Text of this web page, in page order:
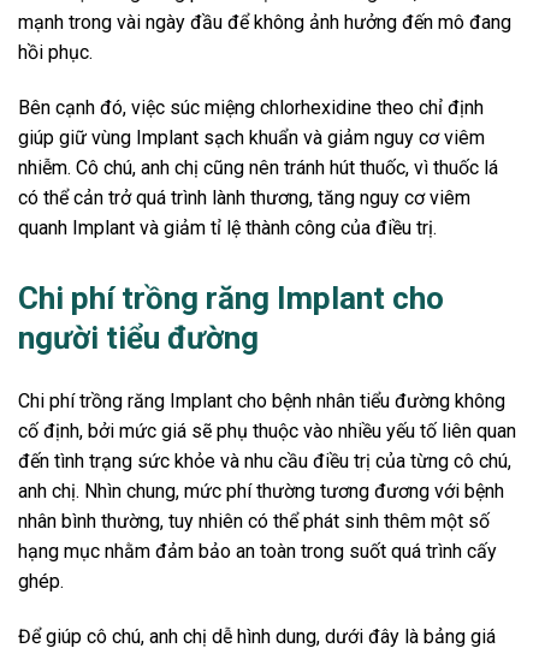
mạnh trong vài ngày đầu để không ảnh hưởng đến mô đang
hồi phục.
Bên cạnh đó, việc súc miệng chlorhexidine theo chỉ định
giúp giữ vùng Implant sạch khuẩn và giảm nguy cơ viêm
nhiễm. Cô chú, anh chị cũng nên tránh hút thuốc, vì thuốc lá
có thể cản trở quá trình lành thương, tăng nguy cơ viêm
quanh Implant và giảm tỉ lệ thành công của điều trị.
Chi phí trồng răng Implant cho
người tiểu đường
Chi phí trồng răng Implant cho bệnh nhân tiểu đường không
cố định, bởi mức giá sẽ phụ thuộc vào nhiều yếu tố liên quan
đến tình trạng sức khỏe và nhu cầu điều trị của từng cô chú,
anh chị. Nhìn chung, mức phí thường tương đương với bệnh
nhân bình thường, tuy nhiên có thể phát sinh thêm một số
hạng mục nhằm đảm bảo an toàn trong suốt quá trình cấy
ghép.
Để giúp cô chú, anh chị dễ hình dung, dưới đây là bảng giá